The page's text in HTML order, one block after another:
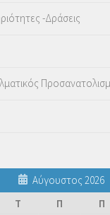
-Δράσεις
Αύγουστος 2026
Τ Π Π